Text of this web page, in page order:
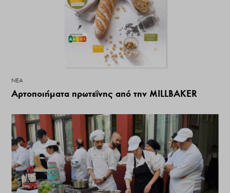
ΝΕΑ
Αρτοποιήματα πρωτεΐνης από την MILLBAKER